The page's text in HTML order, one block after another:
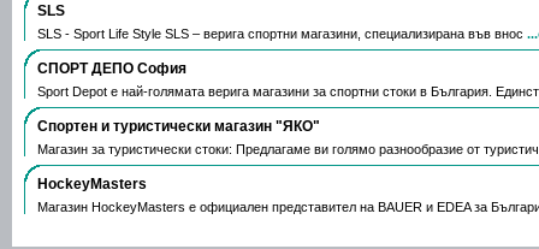
SLS
SLS - Sport Life Style SLS – верига спортни магазини, специализирана във внос
СПОРТ ДЕПО София
Sport Depot е най-голямата верига магазини за спортни стоки в България.
Спортен и туристически магазин "ЯКО"
Магазин за туристически стоки: Предлагаме ви голямо разнообразие от
HockeyMasters
Магазин HockeyMasters е официален представител на BAUER и EDEA за